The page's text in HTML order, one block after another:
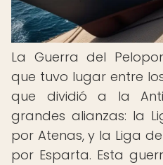
La Guerra del
que tuvo lugar entre
que dividió a la
grandes alianzas: la
por Atenas, y la Liga
por Esparta. Esta